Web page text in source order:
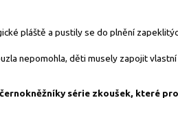
pláště a pustily se do plnění
nepomohla, děti musely zapojit
série zkoušek, které